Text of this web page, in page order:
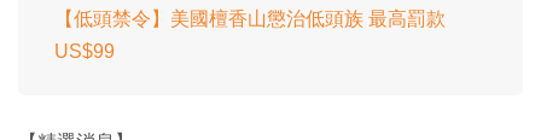
【低頭禁令】美國檀香山懲治低頭族 最高罰款
US$99